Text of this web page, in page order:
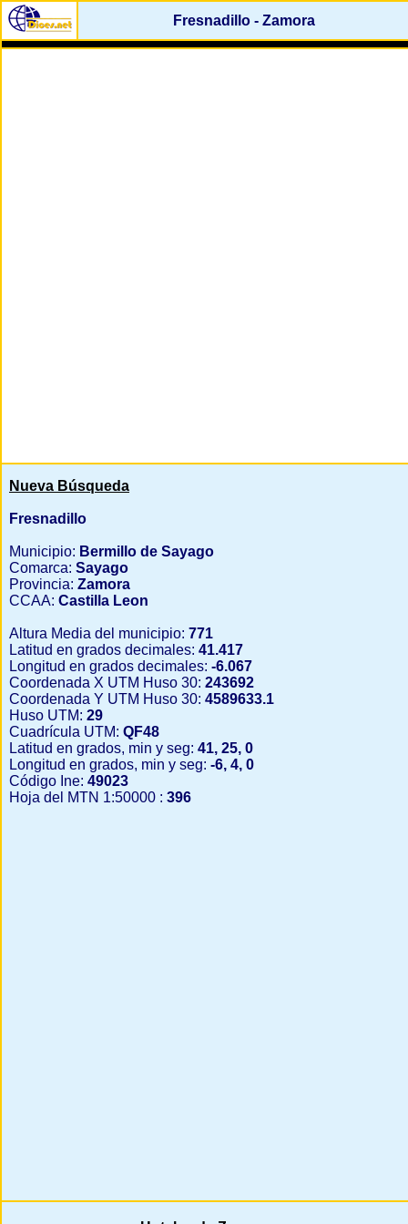
Fresnadillo - Zamora
Nueva Búsqueda
Fresnadillo
Municipio: Bermillo de Sayago
Comarca: Sayago
Provincia: Zamora
CCAA: Castilla Leon
Altura Media del municipio: 771
Latitud en grados decimales: 41.417
Longitud en grados decimales: -6.067
Coordenada X UTM Huso 30: 243692
Coordenada Y UTM Huso 30: 4589633.1
Huso UTM: 29
Cuadrícula UTM: QF48
Latitud en grados, min y seg: 41, 25, 0
Longitud en grados, min y seg: -6, 4, 0
Código Ine: 49023
Hoja del MTN 1:50000 : 396